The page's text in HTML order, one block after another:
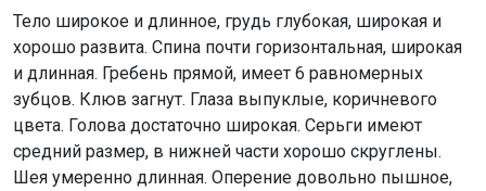
Тело широкое и длинное, грудь глубокая, широкая и
хорошо развита. Спина почти горизонтальная, широкая
и длинная. Гребень прямой, имеет 6 равномерных
зубцов. Клюв загнут. Глаза выпуклые, коричневого
цвета. Голова достаточно широкая. Серьги имеют
средний размер, в нижней части хорошо скруглены.
Шея умеренно длинная. Оперение довольно пышное,